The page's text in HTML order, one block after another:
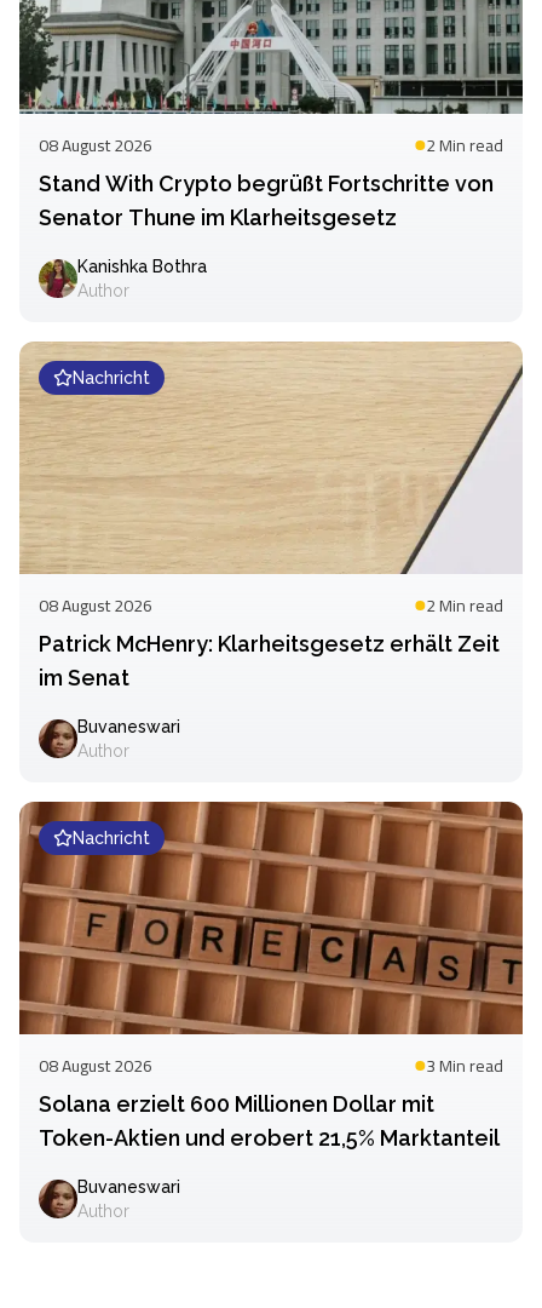
08 August 2026 2 Minread
Stand With Crypto begrüßt Fortschritte von
Senator Thune im Klarheitsgesetz
Kanishka Bothra
Author
Nachricht
08 August 2026 2 Minread
Patrick McHenry: Klarheitsgesetz erhält Zeit
im Senat
Buvaneswari
Author
Nachricht
08 August 2026 3 Minread
Solana erzielt 600 Millionen Dollar mit
Token-Aktien und erobert 21,5% Marktanteil
Buvaneswari
Author